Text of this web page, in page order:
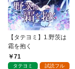
【タテヨミ】1.野茨は
霜を抱く
71
タテヨミ 試読フル